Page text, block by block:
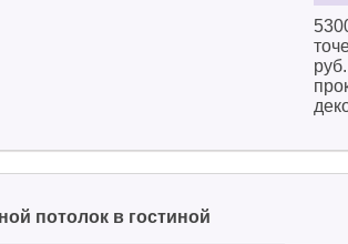
потолок в гостиной